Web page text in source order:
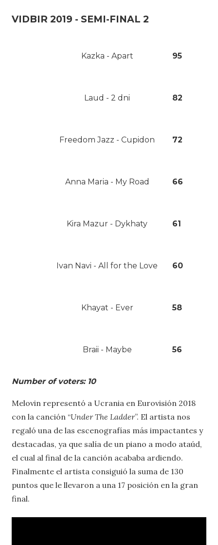
VIDBIR 2019 - SEMI-FINAL 2
Kazka - Apart 95
Laud - 2 dni 82
Freedom Jazz - Cupidon 72
Anna Maria - My Road 66
Kira Mazur - Dykhaty 61
Ivan Navi - All for the Love 60
Khayat - Ever 58
Braii - Maybe 56
Number of voters: 10
Melovin representó a Ucrania en Eurovisión 2018
con la canción “Under The Ladder”. El artista nos
regaló una de las escenografías más impactantes y
destacadas, ya que salía de un piano a modo ataúd,
el cual al final de la canción acababa ardiendo.
Finalmente el artista consiguió la suma de 130
puntos que le llevaron a una 17 posición en la gran
final.